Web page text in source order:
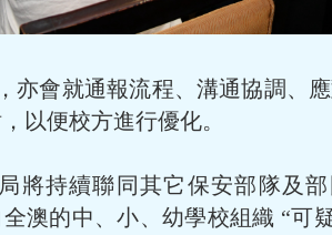
亦會就通報流程、溝通協調、
以便校方進行優化。
將持續聯同其它保安部隊及
全澳的中、小、幼學校組織 “可